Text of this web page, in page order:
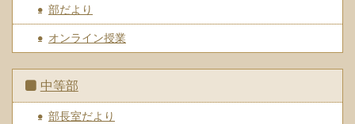
部だより
オンライン授業
中等部
部長室だより